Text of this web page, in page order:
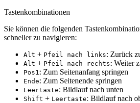
Tastenkombinationen
Sie können die folgenden
schneller zu navigieren:
Alt + Pfeil nach links: Zurück
Alt + Pfeil nach rechts: Weiter
Pos1: Zum Seitenanfang springen
Ende: Zum Seitenende springen
Leertaste: Bildlauf nach unten
Shift + Leertaste: Bildlauf nach